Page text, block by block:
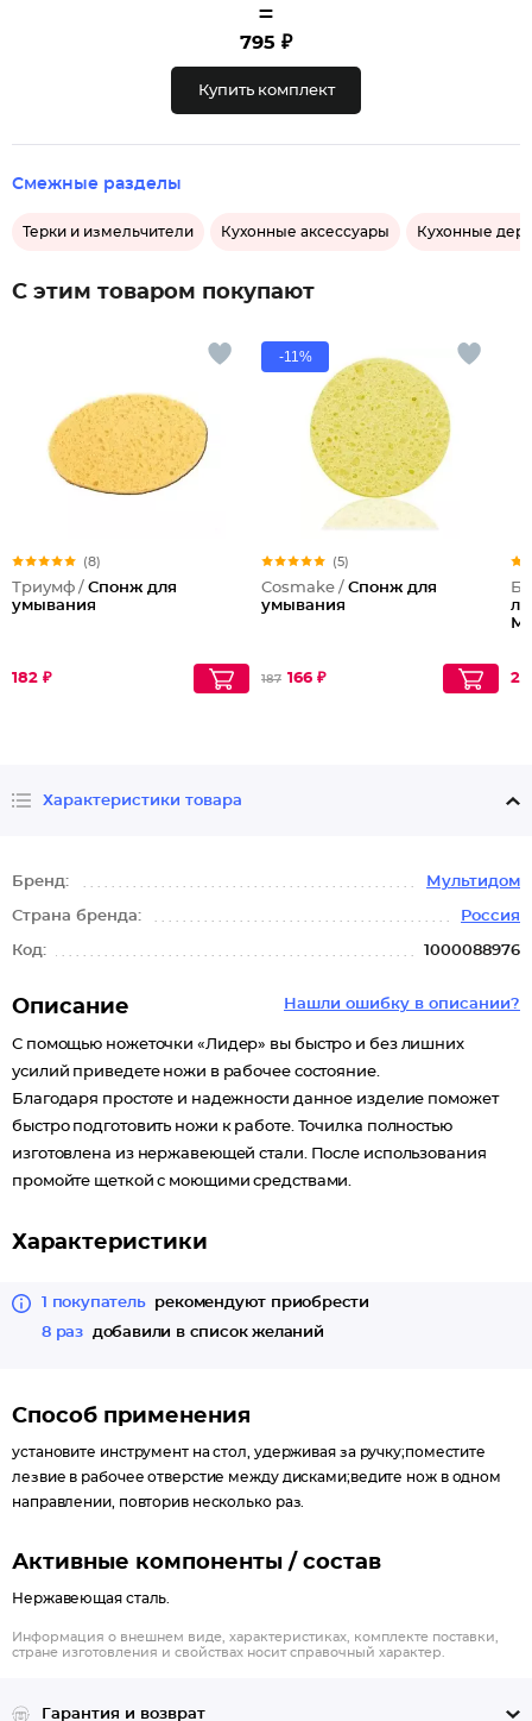
=
795 ₽
Купить комплект
Смежные разделы
Терки и измельчители Кухонные аксессуары Кухонные
С этим товаром покупают
(8)
Триумф / Спонж для
умывания
182 ₽
-11%
(5)
Cosmake / Спонж для
умывания
187 166 ₽
Характеристики товара
Бренд: Мультидом
Страна бренда: Россия
Код: 1000088976
Нашли ошибку в описании?
Описание
С помощью ножеточки «Лидер» вы быстро и без лишних
усилий приведете ножи в рабочее состояние.
Благодаря простоте и надежности данное изделие поможет
быстро подготовить ножи к работе. Точилка полностью
изготовлена из нержавеющей стали. После использования
промойте щеткой с моющими средствами.
Характеристики
1 покупатель
рекомендуют приобрести
8 раз
добавили в список желаний
Способ применения
установите инструмент на стол, удерживая за ручку;поместите
лезвие в рабочее отверстие между дисками;ведите нож в одном
направлении, повторив несколько раз.
Активные компоненты / состав
Нержавеющая сталь.
Информация о внешнем виде, характеристиках, комплекте поставки,
стране изготовления и свойствах носит справочный характер.
Гарантия и возврат